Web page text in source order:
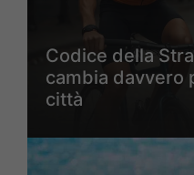
Codice della
cambia davvero
città